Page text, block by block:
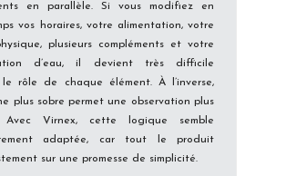
en parallèle. Si vous modifiez en
vos horaires, votre alimentation, votre
plusieurs compléments et votre
d’eau, il devient très difficile
le rôle de chaque élément. À l’inverse,
plus sobre permet une observation plus
Avec Virnex, cette logique semble
adaptée, car tout le produit
sur une promesse de simplicité.